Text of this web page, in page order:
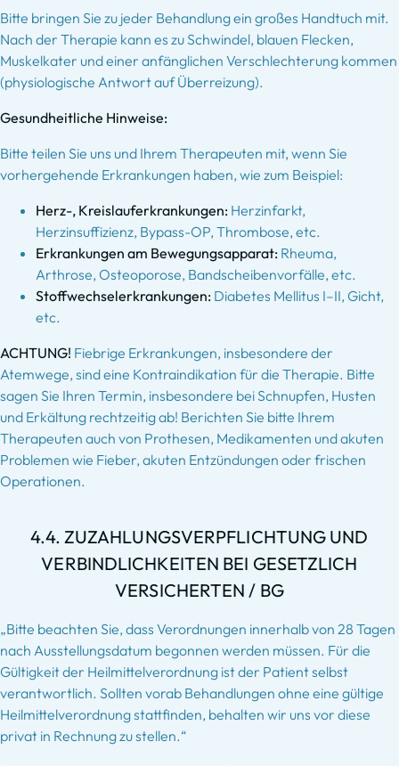
Bitte bringen Sie zu jeder Behandlung ein großes Handtuch mit.
Nach der Therapie kann es zu Schwindel, blauen Flecken,
Muskelkater und einer anfänglichen Verschlechterung kommen
(physiologische Antwort auf Überreizung).
Gesundheitliche Hinweise:
Bitte teilen Sie uns und Ihrem Therapeuten mit, wenn Sie
vorhergehende Erkrankungen haben, wie zum Beispiel:
Herz-, Kreislauferkrankungen: Herzinfarkt,
Herzinsuffizienz, Bypass-OP, Thrombose, etc.
Erkrankungen am Bewegungsapparat: Rheuma,
Arthrose, Osteoporose, Bandscheibenvorfälle, etc.
Stoffwechselerkrankungen: Diabetes Mellitus I–II, Gicht,
etc.
ACHTUNG! Fiebrige Erkrankungen, insbesondere der
Atemwege, sind eine Kontraindikation für die Therapie. Bitte
sagen Sie Ihren Termin, insbesondere bei Schnupfen, Husten
und Erkältung rechtzeitig ab! Berichten Sie bitte Ihrem
Therapeuten auch von Prothesen, Medikamenten und akuten
Problemen wie Fieber, akuten Entzündungen oder frischen
Operationen.
4.4. ZUZAHLUNGSVERPFLICHTUNG UND
VERBINDLICHKEITEN BEI GESETZLICH
VERSICHERTEN / BG
„Bitte beachten Sie, dass Verordnungen innerhalb von 28 Tagen
nach Ausstellungsdatum begonnen werden müssen. Für die
Gültigkeit der Heilmittelverordnung ist der Patient selbst
verantwortlich. Sollten vorab Behandlungen ohne eine gültige
Heilmittelverordnung stattfinden, behalten wir uns vor diese
privat in Rechnung zu stellen.“